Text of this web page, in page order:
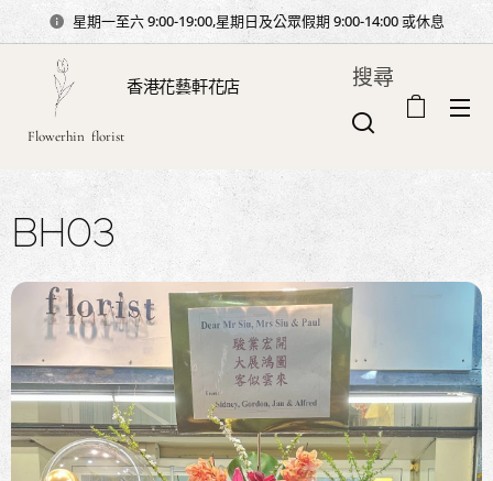
星期一至六 9:00-19:00,星期日及公眾假期 9:00-14:00 或休息
香港花藝軒花店
Flowerhin florist
搜尋
BH03